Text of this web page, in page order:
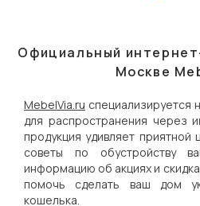
Официальный
Москве
MebelVia.ru специализируется
для распространения через
продукция удивляет
советы по обустройству
информацию об акциях и
помочь сделать ваш дом
кошелька.